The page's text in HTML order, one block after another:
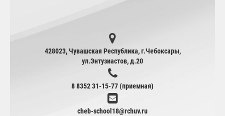
428023, Чувашская Республика, г.Чебоксары,
ул.Энтузиастов, д.20
8 8352 31-15-77 (приемная)
cheb-school18@rchuv.ru